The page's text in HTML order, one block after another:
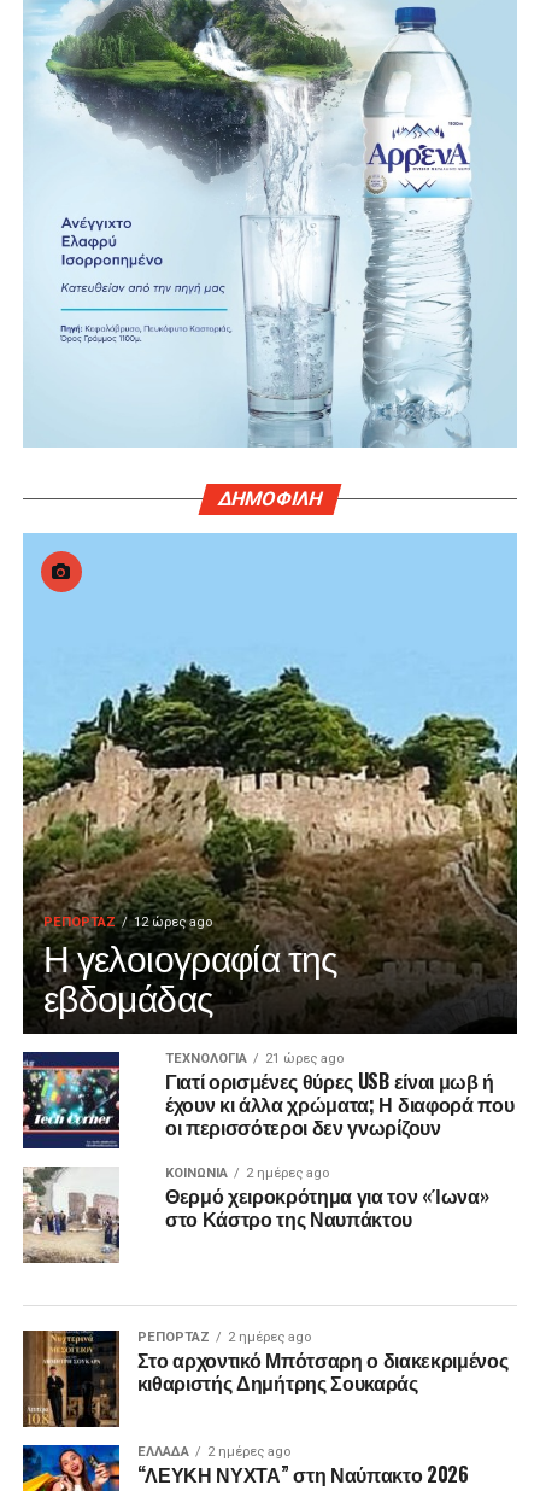
ΔΗΜΟΦΙΛΗ
ΡΕΠΟΡΤΑΖ 12 ώρες ago
Η γελοιογραφία της
εβδομάδας
ΤΕΧΝΟΛΟΓΙΑ 21 ώρες ago
Γιατί ορισμένες θύρες USB είναι μωβ ή
έχουν κι άλλα χρώματα; Η διαφορά που
οι περισσότεροι δεν γνωρίζουν
ΚΟΙΝΩΝΙΑ 2 ημέρες ago
Θερμό χειροκρότημα για τον «Ίωνα»
στο Κάστρο της Ναυπάκτου
ΡΕΠΟΡΤΑΖ 2 ημέρες ago
Στο αρχοντικό Μπότσαρη ο διακεκριμένος
κιθαριστής Δημήτρης Σουκαράς
ΕΛΛΑΔΑ 2 ημέρες ago
“ΛΕΥΚΗ ΝΥΧΤΑ” στη Ναύπακτο 2026